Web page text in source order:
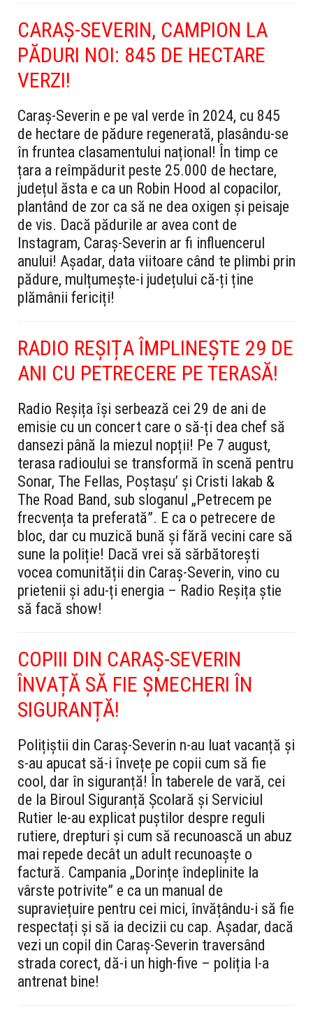
CARAȘ-SEVERIN, CAMPION LA
PĂDURI NOI: 845 DE HECTARE
VERZI!
Caraș-Severin e pe val verde în 2024, cu 845
de hectare de pădure regenerată, plasându-se
în fruntea clasamentului național! În timp ce
țara a reîmpădurit peste 25.000 de hectare,
județul ăsta e ca un Robin Hood al copacilor,
plantând de zor ca să ne dea oxigen și peisaje
de vis. Dacă pădurile ar avea cont de
Instagram, Caraș-Severin ar fi influencerul
anului! Așadar, data viitoare când te plimbi prin
pădure, mulțumește-i județului că-ți ține
plămânii fericiți!
RADIO REȘIȚA ÎMPLINEȘTE 29 DE
ANI CU PETRECERE PE TERASĂ!
Radio Reșița își serbează cei 29 de ani de
emisie cu un concert care o să-ți dea chef să
dansezi până la miezul nopții! Pe 7 august,
terasa radioului se transformă în scenă pentru
Sonar, The Fellas, Poștașu’ și Cristi Iakab &
The Road Band, sub sloganul „Petrecem pe
frecvența ta preferată”. E ca o petrecere de
bloc, dar cu muzică bună și fără vecini care să
sune la poliție! Dacă vrei să sărbătorești
vocea comunității din Caraș-Severin, vino cu
prietenii și adu-ți energia – Radio Reșița știe
să facă show!
COPIII DIN CARAȘ-SEVERIN
ÎNVAȚĂ SĂ FIE ȘMECHERI ÎN
SIGURANȚĂ!
Polițiștii din Caraș-Severin n-au luat vacanță și
s-au apucat să-i învețe pe copii cum să fie
cool, dar în siguranță! În taberele de vară, cei
de la Biroul Siguranță Școlară și Serviciul
Rutier le-au explicat puștilor despre reguli
rutiere, drepturi și cum să recunoască un abuz
mai repede decât un adult recunoaște o
factură. Campania „Dorințe îndeplinite la
vârste potrivite” e ca un manual de
supraviețuire pentru cei mici, învățându-i să fie
respectați și să ia decizii cu cap. Așadar, dacă
vezi un copil din Caraș-Severin traversând
strada corect, dă-i un high-five – poliția l-a
antrenat bine!